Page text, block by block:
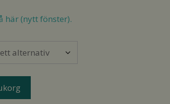
kr.
priset
här (nytt fönster).